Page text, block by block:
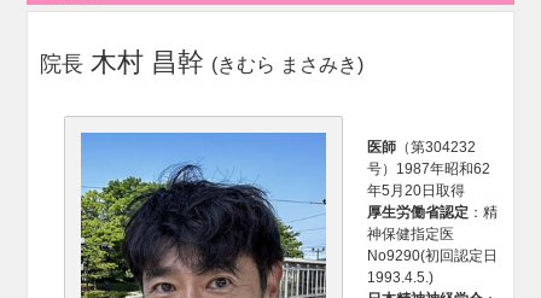
院長 木村 昌幹 (きむら まさみき)
医師 （第304232
号）1987年昭和62
年5月20日取得
厚生労働省認定 ：精
神保健指定医
No9290(初回認定日
1993.4.5.)